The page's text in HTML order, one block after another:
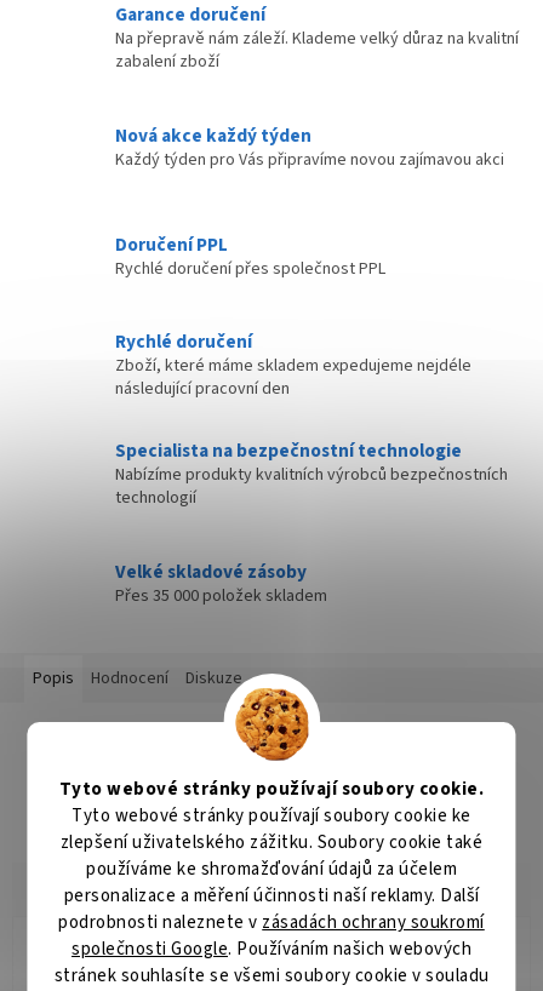
Tyto webové stránky používají soubory cookie.
Tyto webové stránky používají soubory cookie ke
zlepšení uživatelského zážitku. Soubory cookie také
používáme ke shromažďování údajů za účelem
personalizace a měření účinnosti naší reklamy. Další
podrobnosti naleznete v zásadách ochrany soukromí
společnosti Google. Používáním našich webových
stránek souhlasíte se všemi soubory cookie v souladu
Garance doručení
Na přepravě nám záleží. Klademe velký důraz na kvalitní
zabalení zboží
Nová akce každý týden
Každý týden pro Vás připravíme novou zajímavou akci
Doručení PPL
Rychlé doručení přes společnost PPL
Rychlé doručení
Zboží, které máme skladem expedujeme nejdéle
následující pracovní den
Specialista na bezpečnostní technologie
Nabízíme produkty kvalitních výrobců bezpečnostních
technologií
Velké skladové zásoby
Přes 35 000 položek skladem
Popis Hodnocení Diskuze
Detailní popis produktu
Popis produktu není dostupný
RH Radomír Hurník